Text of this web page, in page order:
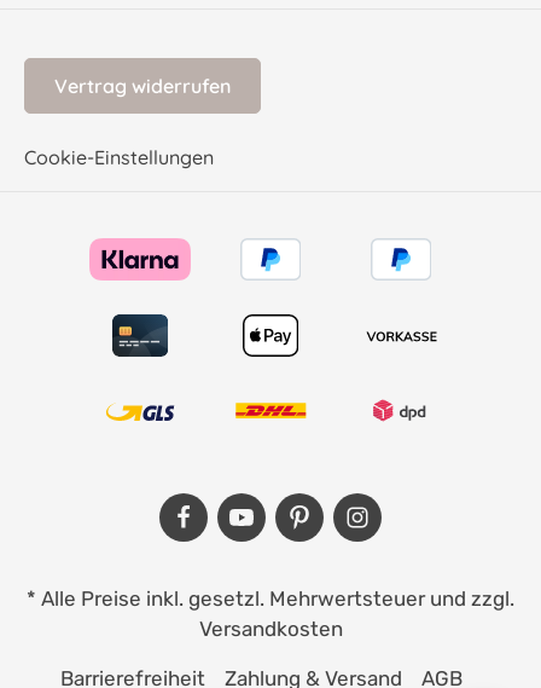
Vertrag widerrufen
Cookie-Einstellungen
* Alle Preise inkl. gesetzl. Mehrwertsteuer und zzgl.
Versandkosten
Barrierefreiheit Zahlung & Versand AGB